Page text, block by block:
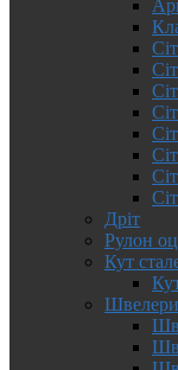
Дріт
Рулон
Кут
Швелери